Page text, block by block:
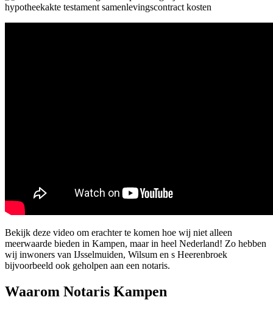
Bekijk deze video om erachter te komen hoe wij niet alleen
meerwaarde bieden in Kampen, maar in heel Nederland! Zo hebben
wij inwoners van IJsselmuiden, Wilsum en s Heerenbroek
bijvoorbeeld ook geholpen aan een notaris.
Waarom Notaris Kampen